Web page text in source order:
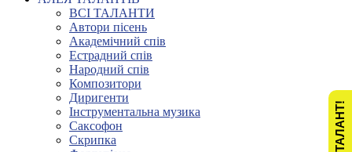
ВСІ ТАЛАНТИ
Автори пісень
Академічний спів
Естрадний спів
Народний спів
Композитори
Диригенти
Інструментальна музика
Саксофон
Скрипка